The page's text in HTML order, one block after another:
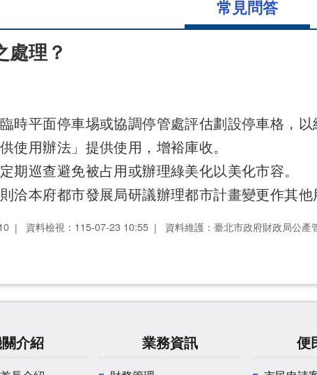
常見問答
處理？
時平面停車埸或協調停管處評估劃設停車格，以
使用辦法」提供使用，增裕庫收。
期巡查避免被占用或辦理綠美化以美化市容。
洽本府都市發展局研議辦理都市計畫變更作其他
資料檢視：115-07-23 10:55 資料維護：臺北市政府財政局公產
介紹 業務資訊 便